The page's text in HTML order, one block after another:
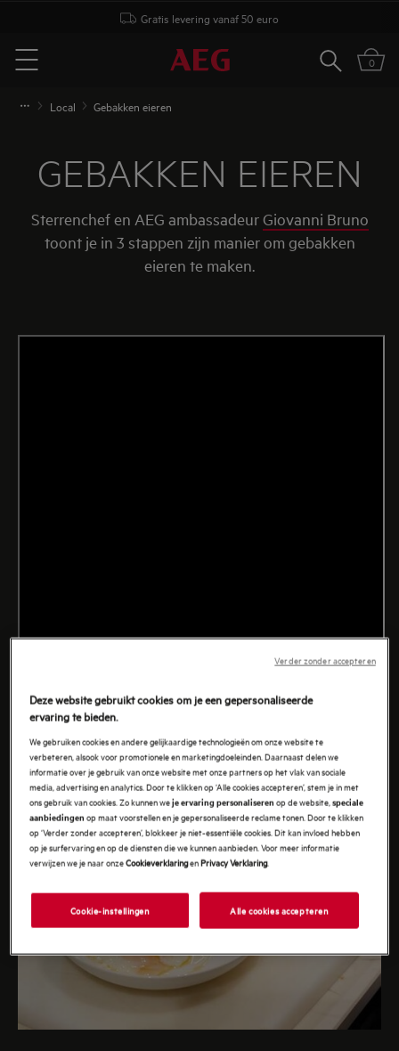
Gratis levering vanaf 50 euro
Menu
Zoeken0
Local Gebakken eieren
GEBAKKEN EIEREN
Sterrenchef en AEG ambassadeurGiovanni Bruno
toont je in 3 stappen zijn manier om gebakken
eieren te maken.
Deze website gebruikt cookies om je een gepersonaliseerde
ervaring te bieden.
We gebruiken cookies en andere gelijkaardige technologieën om onze website te
verbeteren, alsook voor promotionele en marketingdoeleinden. Daarnaast delen we
informatie over je gebruik van onze website met onze partners op het vlak van sociale
media, advertising en analytics. Door te klikken op ‘Alle cookies accepteren’, stem je in met
ons gebruik van cookies. Zo kunnen weje ervaring personaliseren op de website,speciale
aanbiedingen op maat voorstellen en je gepersonaliseerde reclame tonen. Door te klikken
op ‘Verder zonder accepteren’, blokkeer je niet-essentiële cookies. Dit kan invloed hebben
op je surfervaring en op de diensten die we kunnen aanbieden. Voor meer informatie
verwijzen we je naar onzeCookieverklaringenPrivacy Verklaring.
Cookie-instellingen Alle cookies accepteren
Verder zonder accepteren